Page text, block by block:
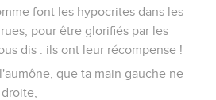
font les hypocrites dans les
pour être glorifiés par les
dis : ils ont leur récompense !
que ta main gauche ne